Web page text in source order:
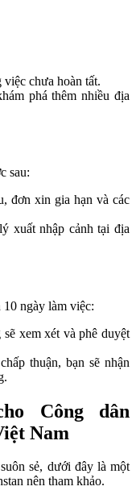
chưa hoàn tất.
phá thêm nhiều địa
sau:
đơn xin gia hạn và các
xuất nhập cảnh tại địa
ngày làm việc:
xem xét và phê duyệt
thuận, bạn sẽ nhận
Công dân
Nam
sẻ, dưới đây là một
nên tham khảo.